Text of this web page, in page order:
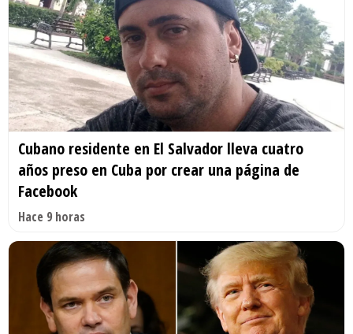
Cubano residente en El Salvador lleva cuatro
años preso en Cuba por crear una página de
Facebook
Hace 9 horas